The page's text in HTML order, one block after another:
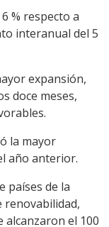
% respecto a
interanual del 5
expansión,
doce meses,
la mayor
año anterior.
países de la
renovabilidad,
alcanzaron el 100